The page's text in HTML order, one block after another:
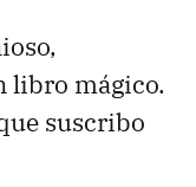
libro mágico.
suscribo